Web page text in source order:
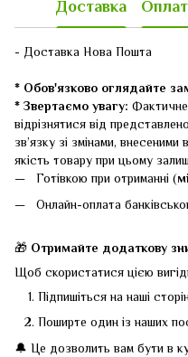
Доставка
- Доставка Нова Пошта
* Обов'язково оглядайте
* Звертаємо увагу:
відрізнятися від
зв’язку зі змінами,
якість товару при цьому
Готівкою при отриманні (
Онлайн-оплата
🎁 Отримайте додаткову
Щоб скористатися цією
Підпишіться на наші
Поширте один із наших
🔔 Це дозволить вам бути в